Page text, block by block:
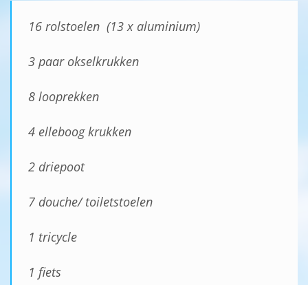
16 rolstoelen (13 x aluminium)
3 paar okselkrukken
8 looprekken
4 elleboog krukken
2 driepoot
7 douche/ toiletstoelen
1 tricycle
1 fiets